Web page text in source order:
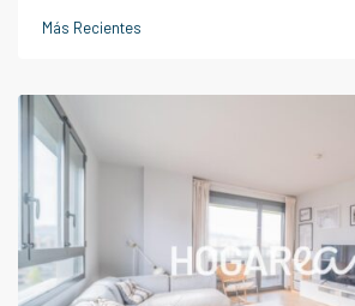
Más Recientes